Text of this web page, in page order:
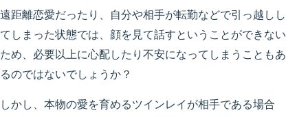
遠距離恋愛だったり、自分や相手が転勤などで引っ越しし
てしまった状態では、顔を見て話すということができない
ため、必要以上に心配したり不安になってしまうこともあ
るのではないでしょうか？
しかし、本物の愛を育めるツインレイが相手である場合